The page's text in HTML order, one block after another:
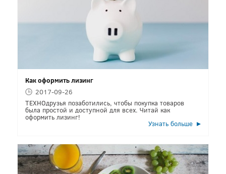
Как оформить лизинг
2017-09-26
ТЕХНОдрузья позаботились, чтобы покупка товаров
была простой и доступной для всех. Читай как
оформить лизинг!
Узнать больше